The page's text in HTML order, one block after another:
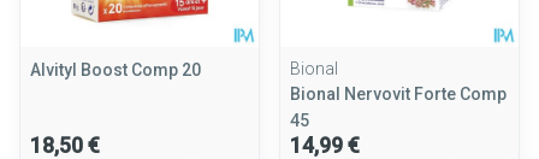
Alvityl Boost Comp 20
18,50 €
Bional
Bional Nervovit Forte Comp
45
14,99 €